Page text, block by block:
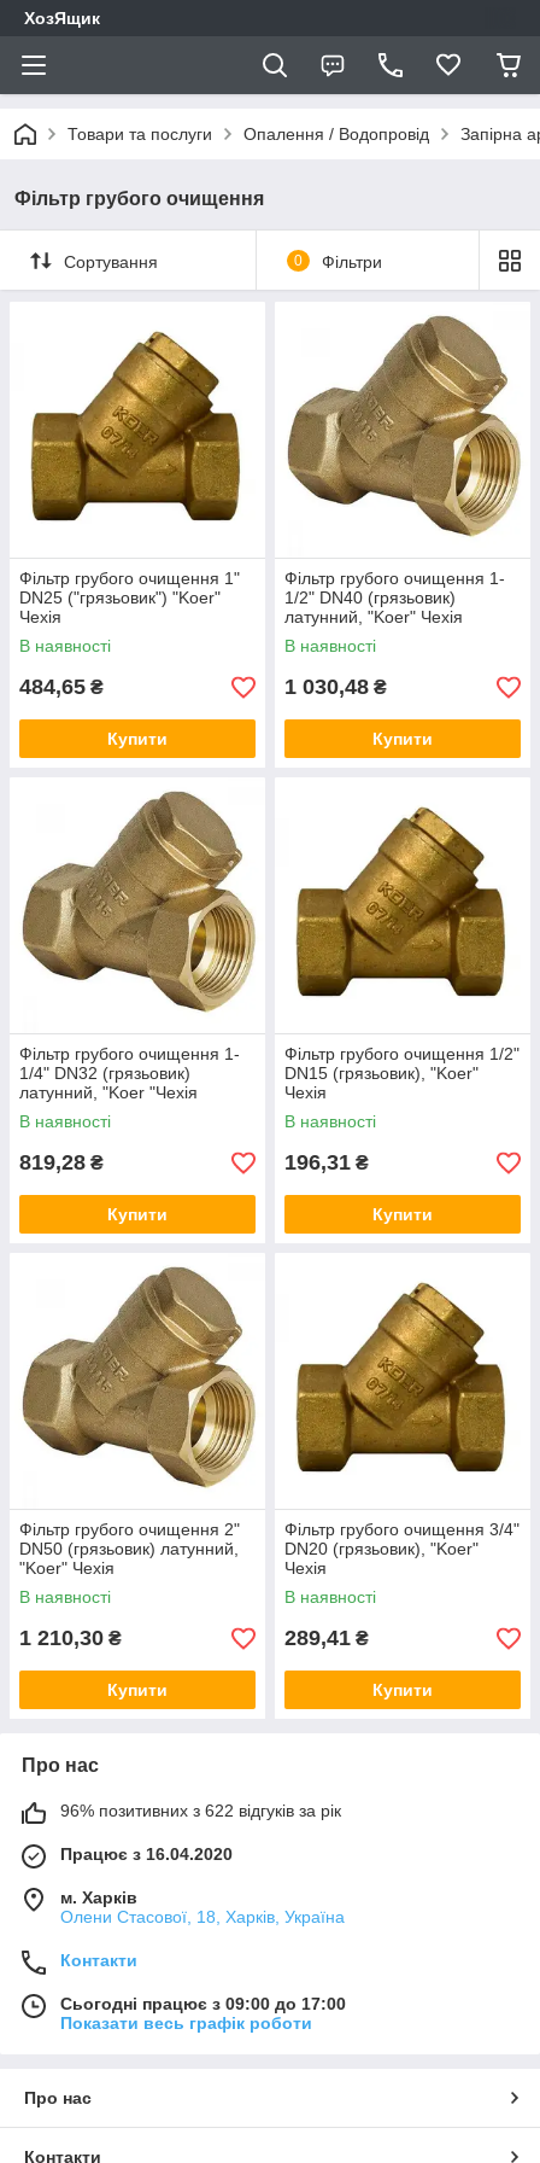
ХозЯщик
Товари та послуги Опалення / Водопровід Запірна
Фільтр грубого очищення
Сортування 0 Фільтри
Фільтр грубого очищення 1"
DN25 ("грязьовик") "Koer"
Чехія
В наявності
484,65 ₴
Купити
Фільтр грубого очищення 1-
1/2" DN40 (грязьовик)
латунний, "Koer" Чехія
В наявності
1 030,48 ₴
Купити
Фільтр грубого очищення 1-
1/4" DN32 (грязьовик)
латунний, "Koer "Чехія
В наявності
819,28 ₴
Купити
Фільтр грубого очищення 1/2"
DN15 (грязьовик), "Koer"
Чехія
В наявності
196,31 ₴
Купити
Фільтр грубого очищення 2"
DN50 (грязьовик) латунний,
"Koer" Чехія
В наявності
1 210,30 ₴
Купити
Фільтр грубого очищення 3/4"
DN20 (грязьовик), "Koer"
Чехія
В наявності
289,41 ₴
Купити
Про нас
96% позитивних з 622 відгуків за рік
Працює з 16.04.2020
м. Харків
Олени Стасової, 18, Харків, Україна
Контакти
Сьогодні працює з 09:00 до 17:00
Показати весь графік роботи
Про нас
Контакти